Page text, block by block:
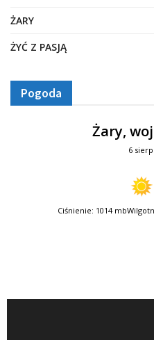
ŻARY
ŻYĆ Z PASJĄ
Pogoda
Żary,
6
Ciśnienie: 1014 mb